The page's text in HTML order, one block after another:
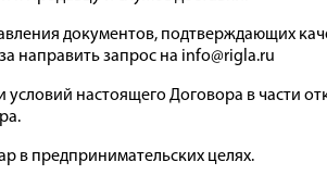
документов, подтверждающих
направить запрос на info@rigla.ru
настоящего Договора в части
в предпринимательских целях.